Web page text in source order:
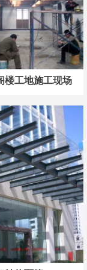
楼工地施工现场